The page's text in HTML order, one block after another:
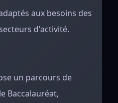
aux besoins des
d'activité.
un parcours de
Baccalauréat,